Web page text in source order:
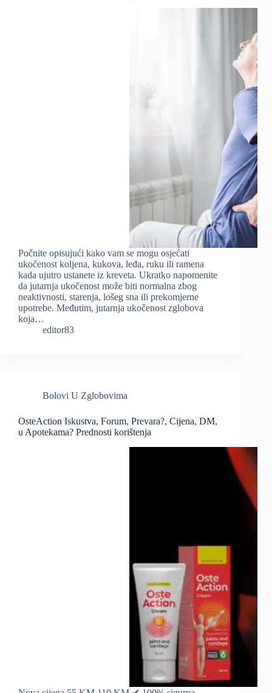
Počnite opisujući kako vam se mogu osjećati
ukočenost koljena, kukova, leđa, ruku ili ramena
kada ujutro ustanete iz kreveta. Ukratko napomenite
da jutarnja ukočenost može biti normalna zbog
neaktivnosti, starenja, lošeg sna ili prekomjerne
upotrebe. Međutim, jutarnja ukočenost zglobova
koja…
editor83
Bolovi U Zglobovima
OsteAction Iskustva, Forum, Prevara?, Cijena, DM,
u Apotekama? Prednosti korištenja